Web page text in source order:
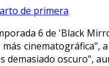
6 de 'Black
cinematográfica",
demasiado oscuro",